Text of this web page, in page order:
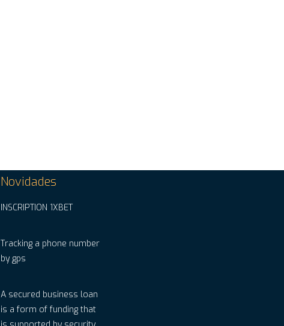
Novidades
INSCRIPTION 1XBET
Tracking a phone number
by gps
A secured business loan
is a form of funding that